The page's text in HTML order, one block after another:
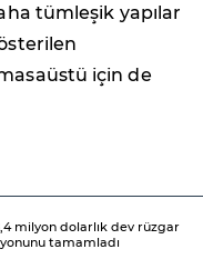
tümleşik yapılar
için de
milyon dolarlık dev rüzgar
tamamladı